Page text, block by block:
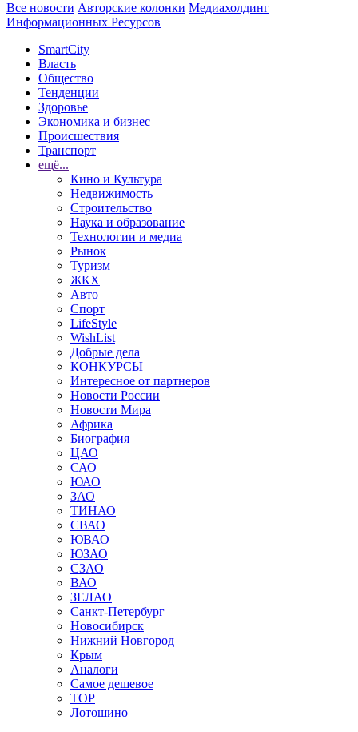
Все новости Авторские колонки Медиахолдинг
Информационных Ресурсов
SmartCity
Власть
Общество
Тенденции
Здоровье
Экономика и бизнес
Происшествия
Транспорт
ещё...
Кино и Культура
Недвижимость
Строительство
Наука и образование
Технологии и медиа
Рынок
Туризм
ЖКХ
Авто
Спорт
LifeStyle
WishList
Добрые дела
КОНКУРСЫ
Интересное от партнеров
Новости России
Новости Мира
Африка
Биография
ЦАО
САО
ЮАО
ЗАО
ТИНАО
СВАО
ЮВАО
ЮЗАО
СЗАО
ВАО
ЗЕЛАО
Санкт-Петербург
Новосибирск
Нижний Новгород
Крым
Аналоги
Самое дешевое
TOP
Лотошино